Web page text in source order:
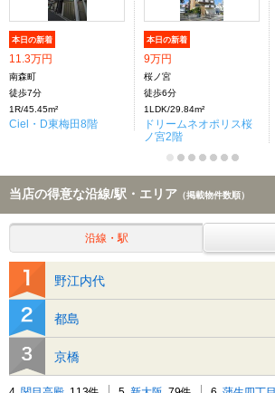
本日の新着
11.3万円
南森町
徒歩7分
1R/45.45m²
Ciel・D東梅田8階
本日の新着
9万円
桜ノ宮
徒歩6分
1LDK/29.84m²
ドリームネオポリス桜
ノ宮2階
当店の得意な沿線/駅・エリア （掲載物件数順）
沿線・駅
野江内代
都島
京橋